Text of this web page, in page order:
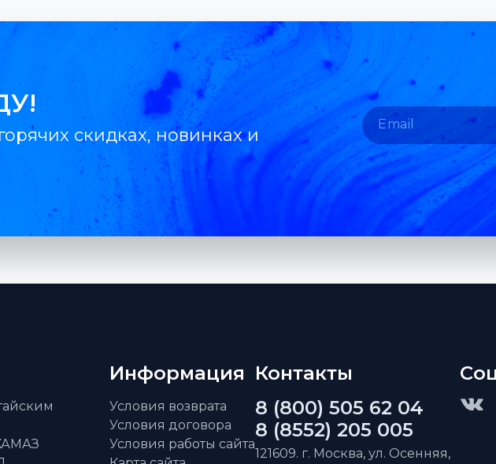
скидках, новинках и
Информация
Условия возврата
Условия договора
Условия работы сайта
Контакты
8 (800) 505 62 04
8 (8552) 205 005
121609. г. Москва, ул. Осенняя,